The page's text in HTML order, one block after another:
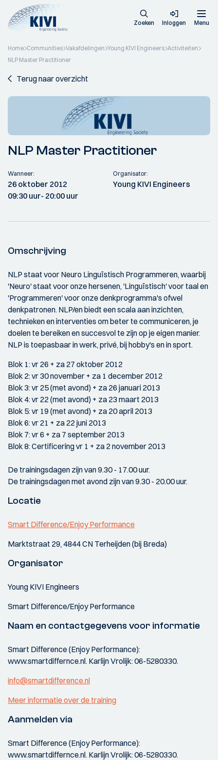
Zoeken Inloggen Menu
Home Communities Vakafdelingen Young KIVI Engineers Activiteiten
NLP Master Practitioner
Terug naar overzicht
NLP Master Practitioner
Wanneer:
26 oktober 2012
09:30 uur- 20:00 uur
Organisator:
Young KIVI Engineers
Omschrijving
NLP staat voor Neuro Linguïstisch Programmeren, waarbij
'Neuro' staat voor onze hersenen, 'Linguïstisch' voor taal en
'Programmeren' voor onze denkprogramma's ofwel
denkpatronen. NLP/en biedt een scala aan inzichten,
technieken en interventies om beter te communiceren, je
doelen te bereiken en succesvol te zijn op je eigen manier.
NLP is toepasbaar in werk, privé, bij hobby's en in sport.
Blok 1: vr 26 + za 27 oktober 2012
Blok 2: vr 30 november + za 1 december 2012
Blok 3: vr 25 (met avond) + za 26 januari 2013
Blok 4: vr 22 (met avond) + za 23 maart 2013
Blok 5: vr 19 (met avond) + za 20 april 2013
Blok 6: vr 21 + za 22 juni 2013
Blok 7: vr 6 + za 7 september 2013
Blok 8: Certificering vr 1 + za 2 november 2013
De trainingsdagen zijn van 9.30 - 17.00 uur.
De trainingsdagen met avond zijn van 9.30 - 20.00 uur.
Locatie
Smart Difference/Enjoy Performance
Marktstraat 29, 4844 CN Terheijden (bij Breda)
Organisator
Young KIVI Engineers
Smart Difference/Enjoy Performance
Naam en contactgegevens voor informatie
Smart Difference (Enjoy Performance):
www.smartdiffernce.nl. Karlijn Vrolijk: 06-5280330.
info@smartdifference.nl
Meer informatie over de training
Aanmelden via
Smart Difference (Enjoy Performance):
www.smartdiffernce.nl. Karlijn Vrolijk: 06-5280330.